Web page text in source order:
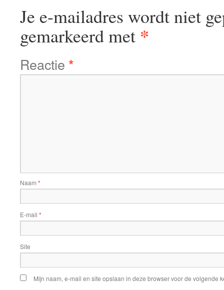
Je e-mailadres wordt niet
gemarkeerd met *
Reactie *
Naam *
E-mail *
Site
Mijn naam, e-mail en site opslaan in deze browser voor de volgende